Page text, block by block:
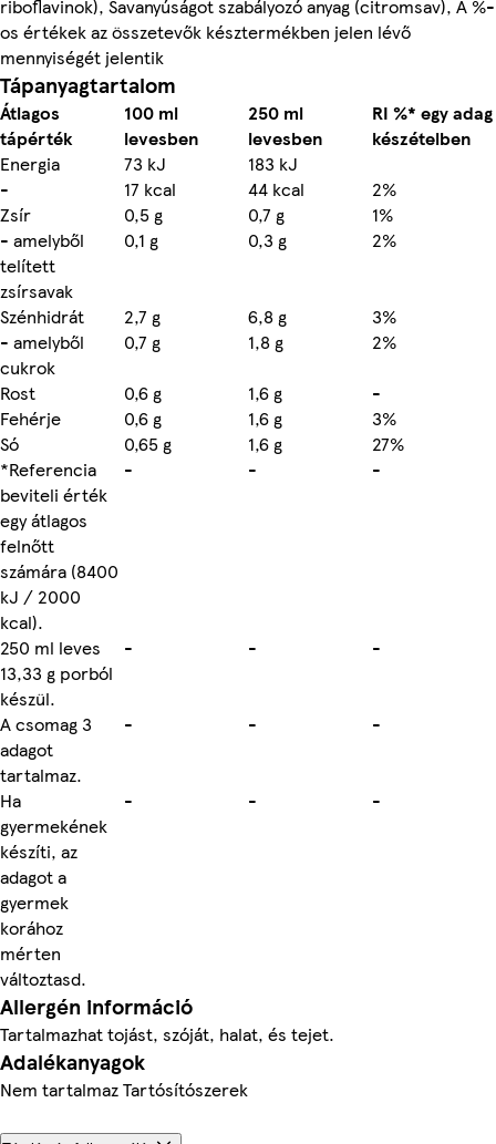
riboflavinok), Savanyúságot szabályozó anyag (citromsav), A %-
os értékek az összetevők késztermékben jelen lévő
mennyiségét jelentik
Tápanyagtartalom
Átlagos
tápérték
100 ml
levesben
250 ml
levesben
RI %* egy adag
készételben
Energia
73 kJ
183 kJ
-
17 kcal 44 kcal
2%
Zsír
0,5 g 0,7 g
1%
- amelyből
telített
zsírsavak
0,1 g 0,3 g 2%
Szénhidrát 2,7 g 6,8 g
3%
- amelyből
cukrok
0,7 g 1,8 g
2%
Rost
0,6 g 1,6 g
-
Fehérje
0,6 g 1,6 g
3%
Só
0,65 g 1,6 g
27%
*Referencia
beviteli érték
egy átlagos
felnőtt
számára (8400
kJ / 2000
kcal).
- - -
250 ml leves
13,33 g porból
készül.
- - -
A csomag 3
adagot
tartalmaz.
- - -
Ha
gyermekének
készíti, az
adagot a
gyermek
korához
mérten
változtasd.
- - -
Allergén információ
Tartalmazhat tojást, szóját, halat, és tejet.
Adalékanyagok
Nem tartalmaz Tartósítószerek